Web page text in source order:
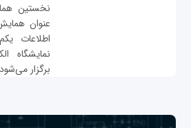
نخستین
عنوان
اطلاعات
نمایشگاه
برگزار